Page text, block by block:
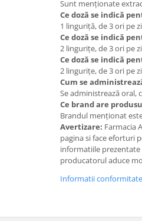
Sunt menționate
Ce doză se indică
1 linguriță, de 3 ori pe
Ce doză se indică
2 lingurițe, de 3 ori pe
Ce doză se indică
2 lingurițe, de 3 ori pe
Cum se
Se administrează oral,
Ce brand are
Brandul menționat
Avertizare: Farmacia
pagina si face eforturi
informatiile prezentate
producatorul aduce
Informatii